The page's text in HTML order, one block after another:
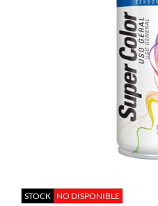
STOCK NO DISPONIBLE